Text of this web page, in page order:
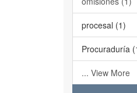
procesal (1)
Procuraduría
... View More